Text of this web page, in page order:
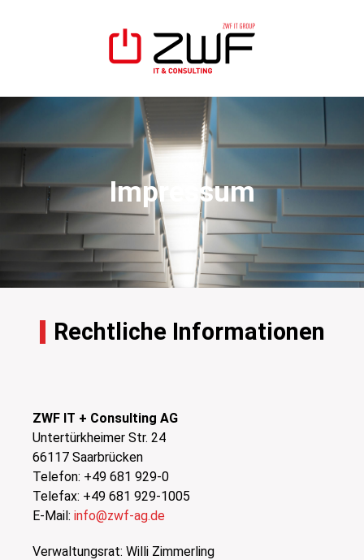
Impressum
Rechtliche Informationen
ZWF IT + Consulting AG
Untertürkheimer Str. 24
66117 Saarbrücken
Telefon: +49 681 929-0
Telefax: +49 681 929-1005
E-Mail: info@zwf-ag.de
Verwaltungsrat: Willi Zimmerling